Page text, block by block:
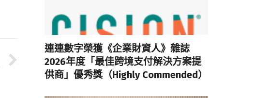
連連數字榮獲《企業財資人》雜誌
2026年度「最佳跨境支付解決方案提
供商」優秀獎（Highly Commended）